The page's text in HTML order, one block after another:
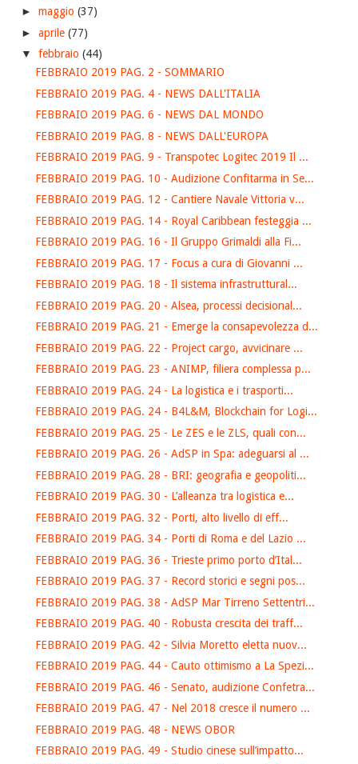
► maggio (37)
► aprile (77)
▼ febbraio (44)
FEBBRAIO 2019 PAG. 2 - SOMMARIO
FEBBRAIO 2019 PAG. 4 - NEWS DALL'ITALIA
FEBBRAIO 2019 PAG. 6 - NEWS DAL MONDO
FEBBRAIO 2019 PAG. 8 - NEWS DALL'EUROPA
FEBBRAIO 2019 PAG. 9 - Transpotec Logitec 2019 Il ...
FEBBRAIO 2019 PAG. 10 - Audizione Confitarma in Se...
FEBBRAIO 2019 PAG. 12 - Cantiere Navale Vittoria v...
FEBBRAIO 2019 PAG. 14 - Royal Caribbean festeggia ...
FEBBRAIO 2019 PAG. 16 - Il Gruppo Grimaldi alla Fi...
FEBBRAIO 2019 PAG. 17 - Focus a cura di Giovanni ...
FEBBRAIO 2019 PAG. 18 - Il sistema infrastruttural...
FEBBRAIO 2019 PAG. 20 - Alsea, processi decisional...
FEBBRAIO 2019 PAG. 21 - Emerge la consapevolezza d...
FEBBRAIO 2019 PAG. 22 - Project cargo, avvicinare ...
FEBBRAIO 2019 PAG. 23 - ANIMP, filiera complessa p...
FEBBRAIO 2019 PAG. 24 - La logistica e i trasporti...
FEBBRAIO 2019 PAG. 24 - B4L&M, Blockchain for Logi...
FEBBRAIO 2019 PAG. 25 - Le ZES e le ZLS, quali con...
FEBBRAIO 2019 PAG. 26 - AdSP in Spa: adeguarsi al ...
FEBBRAIO 2019 PAG. 28 - BRI: geografia e geopoliti...
FEBBRAIO 2019 PAG. 30 - L’alleanza tra logistica e...
FEBBRAIO 2019 PAG. 32 - Porti, alto livello di eff...
FEBBRAIO 2019 PAG. 34 - Porti di Roma e del Lazio ...
FEBBRAIO 2019 PAG. 36 - Trieste primo porto d’Ital...
FEBBRAIO 2019 PAG. 37 - Record storici e segni pos...
FEBBRAIO 2019 PAG. 38 - AdSP Mar Tirreno Settentri...
FEBBRAIO 2019 PAG. 40 - Robusta crescita dei traff...
FEBBRAIO 2019 PAG. 42 - Silvia Moretto eletta nuov...
FEBBRAIO 2019 PAG. 44 - Cauto ottimismo a La Spezi...
FEBBRAIO 2019 PAG. 46 - Senato, audizione Confetra...
FEBBRAIO 2019 PAG. 47 - Nel 2018 cresce il numero ...
FEBBRAIO 2019 PAG. 48 - NEWS OBOR
FEBBRAIO 2019 PAG. 49 - Studio cinese sull’impatto...